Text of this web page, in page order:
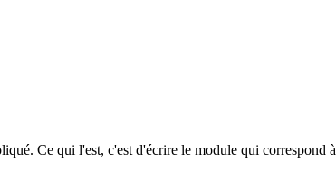
Ce qui l'est, c'est d'écrire le module qui correspond à